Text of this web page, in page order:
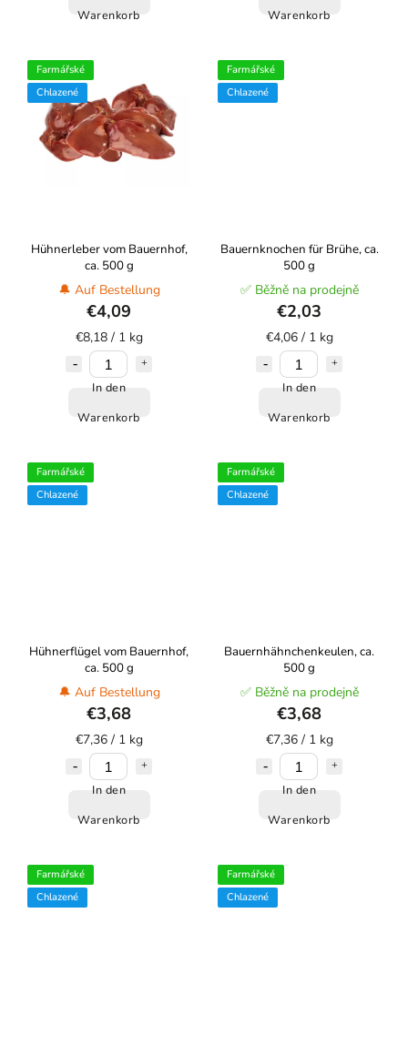
Warenkorb
Warenkorb
Farmářské
Chlazené
Hühnerleber vom Bauernhof,
ca. 500 g
🔔 Auf Bestellung
€4,09
€8,18 / 1 kg
In den
Warenkorb
Farmářské
Chlazené
Bauernknochen für Brühe, ca.
500 g
✅ Běžně na prodejně
€2,03
€4,06 / 1 kg
In den
Warenkorb
Farmářské
Chlazené
Hühnerflügel vom Bauernhof,
ca. 500 g
🔔 Auf Bestellung
€3,68
€7,36 / 1 kg
In den
Warenkorb
Farmářské
Chlazené
Bauernhähnchenkeulen, ca.
500 g
✅ Běžně na prodejně
€3,68
€7,36 / 1 kg
In den
Warenkorb
Farmářské
Chlazené
Farmářské
Chlazené